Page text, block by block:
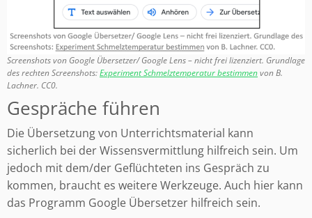
Screenshots von Google Übersetzer/ Google Lens – nicht frei lizenziert. Grundlage
des rechten Screenshots:Experiment Schmelztemperatur bestimmenvon B.
Lachner. CC0.
Gespräche führen
Die Übersetzung von Unterrichtsmaterial kann
sicherlich bei der Wissensvermittlung hilfreich sein. Um
jedoch mit dem/der Geflüchteten ins Gespräch zu
kommen, braucht es weitere Werkzeuge. Auch hier kann
das Programm Google Übersetzer hilfreich sein.